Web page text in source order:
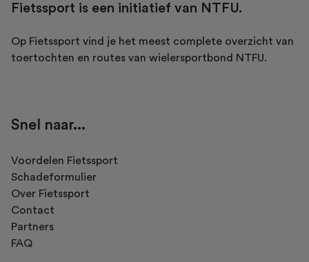
Fietssport is een initiatief van NTFU.
Op Fietssport vind je het meest complete overzicht van
toertochten en routes van wielersportbond NTFU.
Snel naar...
Voordelen Fietssport
Schadeformulier
Over Fietssport
Contact
Partners
FAQ